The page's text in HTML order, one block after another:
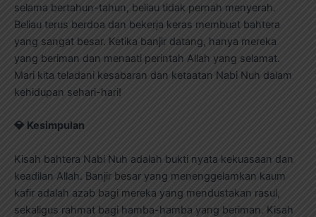
selama bertahun-tahun, beliau tidak pernah menyerah.
Beliau terus berdoa dan bekerja keras membuat bahtera
yang sangat besar. Ketika banjir datang, hanya mereka
yang beriman dan menaati perintah Allah yang selamat.
Mari kita teladani kesabaran dan ketaatan Nabi Nuh dalam
kehidupan sehari-hari!
💎 Kesimpulan
Kisah bahtera Nabi Nuh adalah bukti nyata kekuasaan dan
keadilan Allah. Banjir besar yang menenggelamkan kaum
kafir adalah azab bagi mereka yang mendustakan rasul,
sekaligus rahmat bagi hamba-hamba yang beriman. Kisah